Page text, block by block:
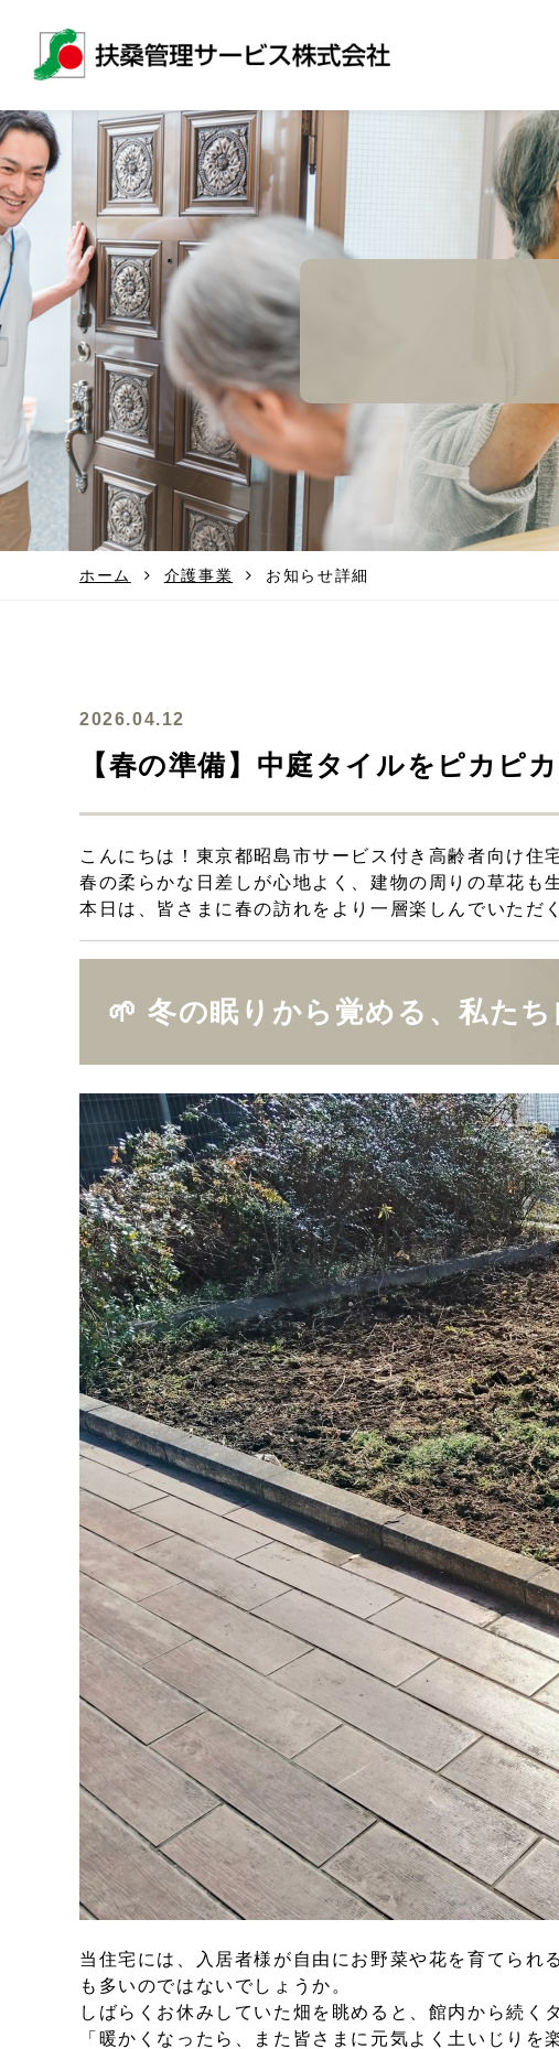
ホーム 介護事業 お知らせ詳細
2026.04.12
【春の準備】中庭タイルをピカピ
こんにちは！東京都昭島市サービス付き高齢者向け住
春の柔らかな日差しが心地よく、建物の周りの草花も
本日は、皆さまに春の訪れをより一層楽しんでいた
🌱 冬の眠りから覚める、私たち
当住宅には、入居者様が自由にお野菜や花を育てられる
も多いのではないでしょうか。
しばらくお休みしていた畑を眺めると、館内から続
「暖かくなったら、また皆さまに元気よく土いじり